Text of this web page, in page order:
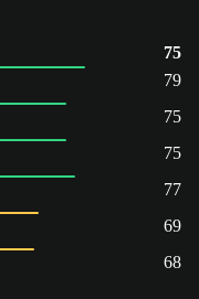
75
79
75
75
77
69
68